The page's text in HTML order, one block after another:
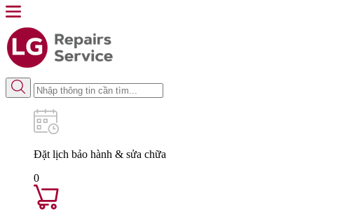
Đặt lịch bảo hành & sửa chữa
0